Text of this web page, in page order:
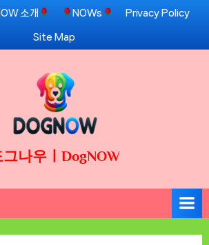
소개 NOWs Privacy Policy
Site Map
그나우ㅣDogNOW